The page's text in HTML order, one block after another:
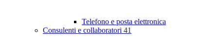
Telefono e posta elettronica
Consulenti e collaboratori 41